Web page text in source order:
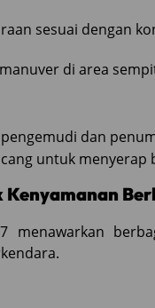
sesuai dengan
di area
dan
untuk
menawarkan